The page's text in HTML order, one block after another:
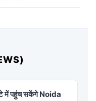
में पहुंच सकेंगे Noida